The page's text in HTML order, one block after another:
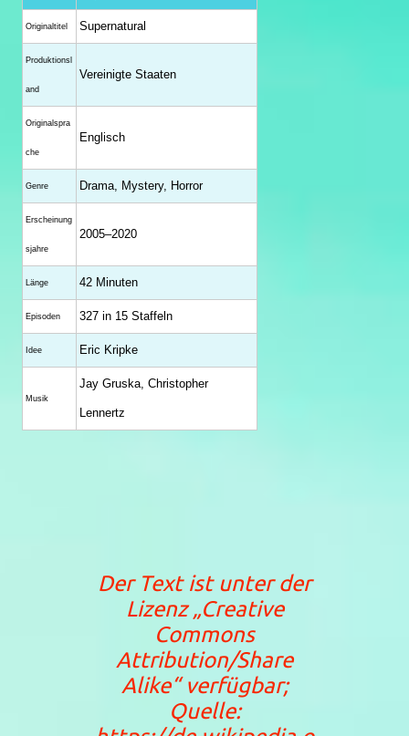
Originaltitel Supernatural
Produktionsl
and
Vereinigte Staaten
Originalspra
che
Englisch
Genre Drama, Mystery, Horror
Erscheinung
sjahre
2005–2020
Länge 42 Minuten
Episoden 327 in 15 Staffeln
Idee Eric Kripke
Musik
Jay Gruska, Christopher
Lennertz
Der Text ist unter der
Lizenz„Creative
Commons
Attribution/Share
Alike“verfügbar;
Quelle: